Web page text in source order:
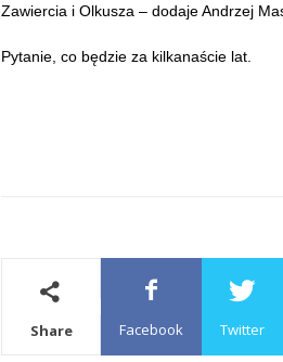
Zawiercia i Olkusza – dodaje Andrzej
Pytanie, co będzie za kilkanaście lat.
Share Facebook Twitter